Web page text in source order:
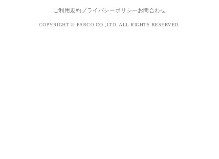
ご利用規約プライバシーポリシー お問合わせ
COPYRIGHT © PARCO.CO.,LTD. ALL RIGHTS RESERVED.